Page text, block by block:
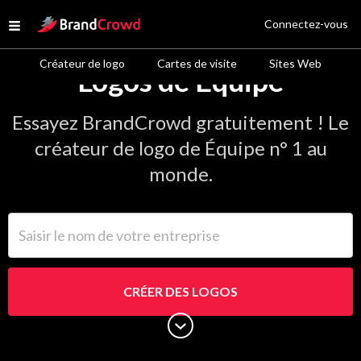
Open menu
Site Logo
Créateur de logo Cartes de visite Sites Web
Connectez-vous
Logos de Équipe
Essayez BrandCrowd gratuitement ! Le
créateur de logo de Équipe n° 1 au
monde.
CRÉER DES LOGOS